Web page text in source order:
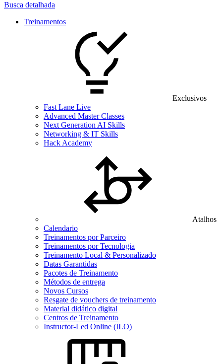
Busca detalhada
Treinamentos
Exclusivos
Fast Lane Live
Advanced Master Classes
Next Generation AI Skills
Networking & IT Skills
Hack Academy
Atalhos
Calendario
Treinamentos por Parceiro
Treinamentos por Tecnologia
Treinamento Local & Personalizado
Datas Garantidas
Pacotes de Treinamento
Métodos de entrega
Novos Cursos
Resgate de vouchers de treinamento
Material didático digital
Centros de Treinamento
Instructor-Led Online (ILO)